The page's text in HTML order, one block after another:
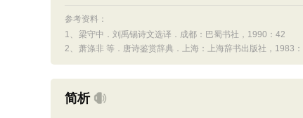
参考资料：
1、
梁守中．刘禹锡诗文选译．成都：巴蜀书社，1990：42
2、 萧涤非 等．唐诗鉴赏辞典．上海：上海辞书出版社，1983
简析